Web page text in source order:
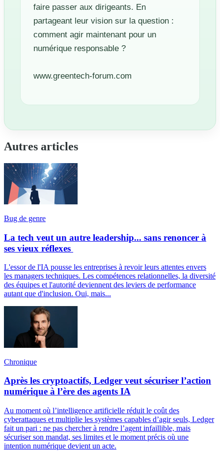
faire passer aux dirigeants. En
partageant leur vision sur la question :
comment agir maintenant pour un
numérique responsable ?
www.greentech-forum.com
Autres articles
Bug de genre
La tech veut un autre leadership... sans renoncer à
ses vieux réflexes
L'essor de l'IA pousse les entreprises à revoir leurs attentes envers
les managers techniques. Les compétences relationnelles, la diversité
des équipes et l'autorité deviennent des leviers de performance
autant que d'inclusion. Oui, mais...
Chronique
Après les cryptoactifs, Ledger veut sécuriser l’action
numérique à l’ère des agents IA
Au moment où l’intelligence artificielle réduit le coût des
cyberattaques et multiplie les systèmes capables d’agir seuls, Ledger
fait un pari : ne pas chercher à rendre l’agent infaillible, mais
sécuriser son mandat, ses limites et le moment précis où une
intention numérique devient un acte.